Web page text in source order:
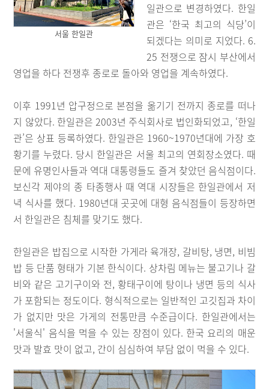
서울 한일관
일관으로 변경하였다. 한일
관은 ‘한국 최고의 식당’이
되겠다는 의미로 지었다. 6.
25 전쟁으로 잠시 부산에서
영업을 하다 전쟁후 종로로 돌아와 영업을 계속하였다.
이후 1991년 압구정으로 본점을 옮기기 전까지 종로를 떠나
지 않았다. 한일관은 2003년 주식회사로 법인화되었고, ‘한일
관’은 상표 등록하였다. 한일관은 1960~1970년대에 가장 호
황기를 누렸다. 당시 한일관은 서울 최고의 연회장소였다. 때
문에 유명인사들과 역대 대통령들도 즐겨 찾았던 음식점이다.
보신각 제야의 종 타종행사 때 역대 시장들은 한일관에서 저
녁 식사를 했다. 1980년대 곳곳에 대형 음식점들이 등장하면
서 한일관은 침체를 맞기도 했다.
한일관은 밥집으로 시작한 가게라 육개장, 갈비탕, 냉면, 비빔
밥 등 단품 형태가 기본 한식이다. 상차림 메뉴는 불고기나 갈
비와 같은 고기구이와 전, 황태구이에 탕이나 냉면 등의 식사
가 포함되는 정도이다. 형식적으로는 일반적인 고깃집과 차이
가 없지만 맛은 가게의 전통만큼 수준급이다. 한일관에서는
'서울식' 음식을 먹을 수 있는 장점이 있다. 한국 요리의 매운
맛과 발효 맛이 없고, 간이 심심하여 부담 없이 먹을 수 있다.